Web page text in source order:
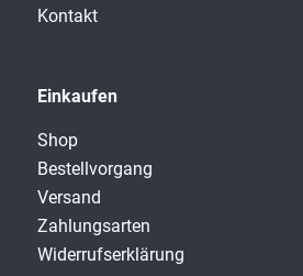
Kontakt
Einkaufen
Shop
Bestellvorgang
Versand
Zahlungsarten
Widerrufserklärung